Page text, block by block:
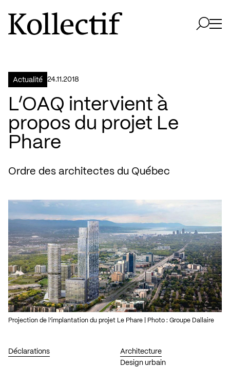
Aller à la page d'accueil
Logo Kollectif
Actualité 24.11.2018
L’OAQ intervient à
propos du projet Le
Phare
Ordre des architectes du Québec
Déclarations
Architecture
Design urbain
Projection de l’implantation du projet Le Phare | Photo : Groupe Dallaire